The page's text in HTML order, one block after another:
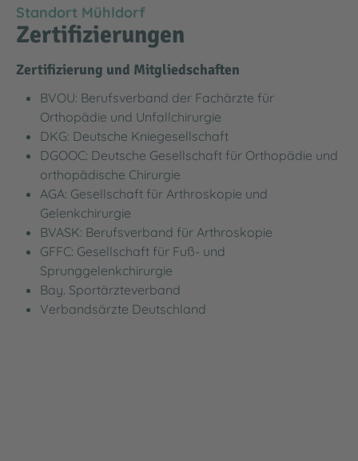
Standort Mühldorf
Zertifizierungen
Zertifizierung und Mitgliedschaften
BVOU: Berufsverband der Fachärzte für
Orthopädie und Unfallchirurgie
DKG: Deutsche Kniegesellschaft
DGOOC: Deutsche Gesellschaft für Orthopädie und
orthopädische Chirurgie
AGA: Gesellschaft für Arthroskopie und
Gelenkchirurgie
BVASK: Berufsverband für Arthroskopie
GFFC: Gesellschaft für Fuß- und
Sprunggelenkchirurgie
Bay. Sportärzteverband
Verbandsärzte Deutschland